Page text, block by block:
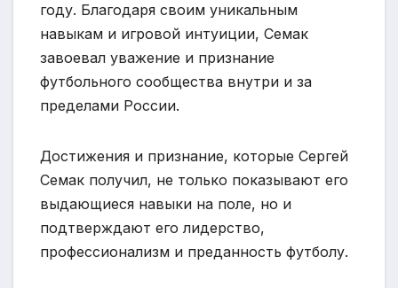
году. Благодаря своим уникальным
навыкам и игровой интуиции, Семак
завоевал уважение и признание
футбольного сообщества внутри и за
пределами России.
Достижения и признание, которые Сергей
Семак получил, не только показывают его
выдающиеся навыки на поле, но и
подтверждают его лидерство,
профессионализм и преданность футболу.